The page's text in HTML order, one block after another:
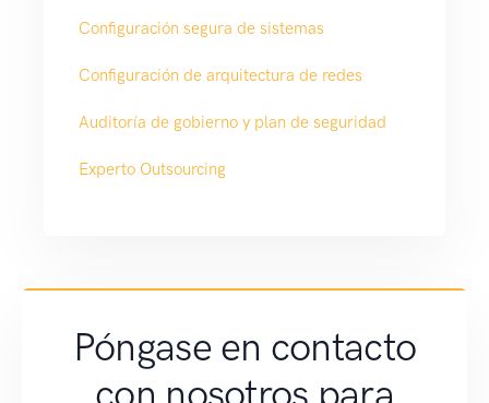
Configuración segura de sistemas
Configuración de arquitectura de redes
Auditoría de gobierno y plan de seguridad
Experto Outsourcing
Póngase en contacto
con nosotros para